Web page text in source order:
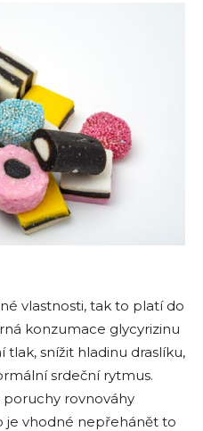
vlastnosti, tak to platí do
konzumace glycyrizinu
tlak, snížit hladinu draslíku,
srdeční rytmus.
rovnováhy
vhodné nepřehánět to